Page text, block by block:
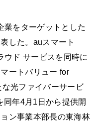
業をターゲットとした
した。auスマート
ウド サービスを同時に
ートバリュー for
光ファイバーサービ
同年4月1日から提供開
ン事業本部長の東海林